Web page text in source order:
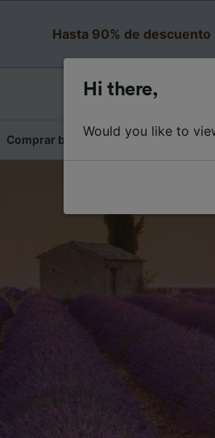
Hasta 90% de descuento
Comprar billetes Resumen del
Hi there,
Would you like to